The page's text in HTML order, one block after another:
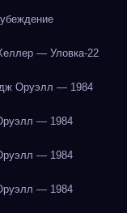
— Уловка-22
Оруэлл — 1984
— 1984
— 1984
— 1984